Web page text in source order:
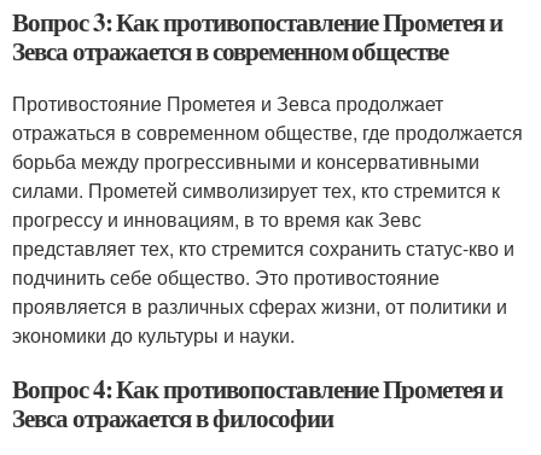
Вопрос 3: Как противопоставление Прометея и
Зевса отражается в современном обществе
Противостояние Прометея и Зевса продолжает
отражаться в современном обществе, где продолжается
борьба между прогрессивными и консервативными
силами. Прометей символизирует тех, кто стремится к
прогрессу и инновациям, в то время как Зевс
представляет тех, кто стремится сохранить статус-кво и
подчинить себе общество. Это противостояние
проявляется в различных сферах жизни, от политики и
экономики до культуры и науки.
Вопрос 4: Как противопоставление Прометея и
Зевса отражается в философии